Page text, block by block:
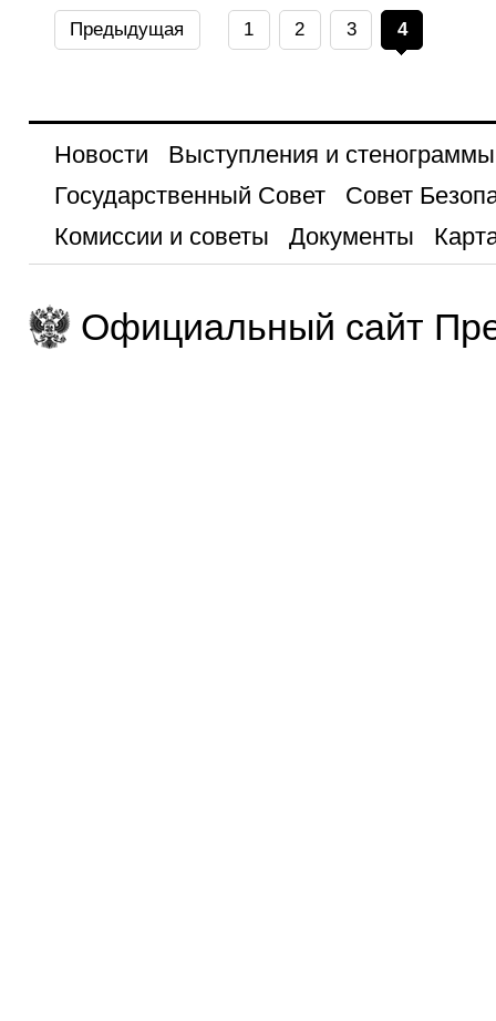
Предыдущая 1 2 3 4
Новости
Выступления и стенограммы
Государственный Совет
Совет
Комиссии и советы
Документы
Официальный сайт